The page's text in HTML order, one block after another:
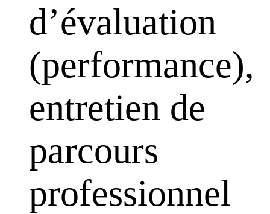
d’évaluation
(performance),
entretien de
parcours
professionnel